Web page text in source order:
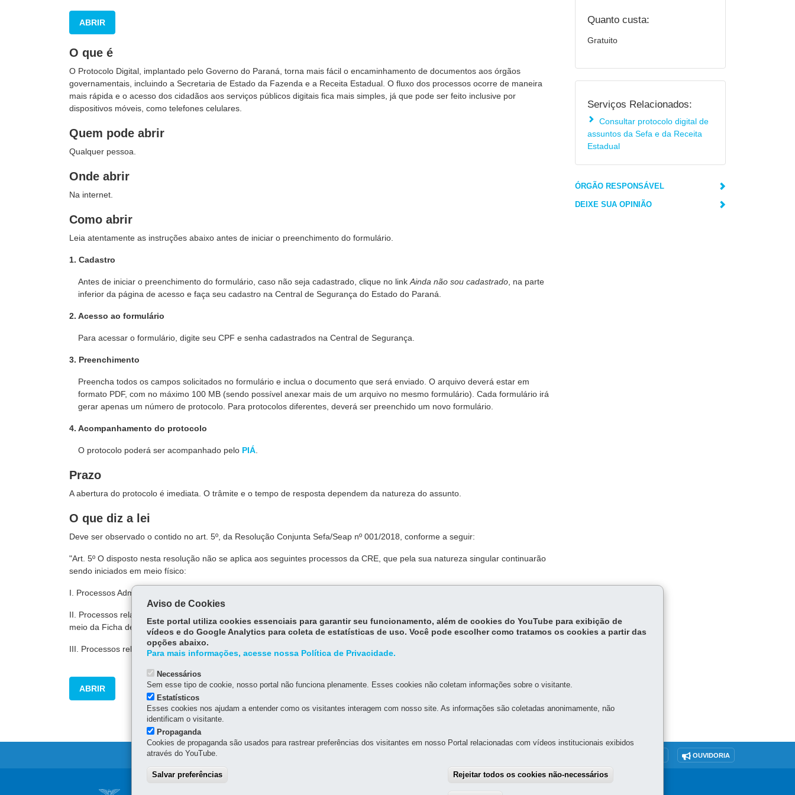
ABRIR
O que é
O Protocolo Digital, implantado pelo Governo do Paraná, torna mais fácil o encaminhamento de documentos aos órgãos
governamentais, incluindo a Secretaria de Estado da Fazenda e a Receita Estadual. O fluxo dos processos ocorre de maneira
mais rápida e o acesso dos cidadãos aos serviços públicos digitais fica mais simples, já que pode ser feito inclusive por
dispositivos móveis, como telefones celulares.
Quem pode abrir
Qualquer pessoa.
Onde abrir
Na internet.
Como abrir
Leia atentamente as instruções abaixo antes de iniciar o preenchimento do formulário.
1. Cadastro
Antes de iniciar o preenchimento do formulário, caso não seja cadastrado, clique no link Ainda não sou cadastrado , na parte
inferior da página de acesso e faça seu cadastro na Central de Segurança do Estado do Paraná.
2. Acesso ao formulário
Para acessar o formulário, digite seu CPF e senha cadastrados na Central de Segurança.
3. Preenchimento
Preencha todos os campos solicitados no formulário e inclua o documento que será enviado. O arquivo deverá estar em
formato PDF, com no máximo 100 MB (sendo possível anexar mais de um arquivo no mesmo formulário). Cada formulário irá
gerar apenas um número de protocolo. Para protocolos diferentes, deverá ser preenchido um novo formulário.
4. Acompanhamento do protocolo
O protocolo poderá ser acompanhado pelo PIÁ
Prazo
A abertura do protocolo é imediata. O trâmite e o tempo de resposta dependem da natureza do assunto.
O que diz a lei
Deve ser observado o contido no art. 5º, da Resolução Conjunta Sefa/Seap nº 001/2018, conforme a seguir:
"Art. 5º O disposto nesta resolução não se aplica aos seguintes processos da CRE, que pela sua natureza singular continuarão
sendo iniciados em meio físico:
I. Processos Administrativos Fiscais (PAF), e processos a eles relacionados;
II. Processos relativos a utilização de créditos fiscais em recolhimentos antecipados do ICMS desvinculados da conta gráfica por
meio da Ficha de Autorização e Controle de Crédito (FACC);
III. Processos relativos ao Sistema de Controle da Transferência e Utilização dos Créditos Acumulados (Siscred)."
ABRIR
Quanto custa:
Gratuito
Serviços Relacionados:
Consultar protocolo digital de
assuntos da Sefa e da Receita
Estadual
ÓRGÃO RESPONSÁVEL
DEIXE SUA OPINIÃO
OUVIDORIA
Navegação
Aviso de Cookies
Este portal utiliza cookies essenciais para garantir seu funcionamento, além de cookies do YouTube para exibição de
vídeos e do Google Analytics para coleta de estatísticas de uso. Você pode escolher como tratamos os cookies a partir das
opções abaixo.
Para mais informações, acesse nossa Política de Privacidade.
Necessários
Sem esse tipo de cookie, nosso portal não funciona plenamente. Esses cookies não coletam informações sobre o visitante.
Estatísticos
Esses cookies nos ajudam a entender como os visitantes interagem com nosso site. As informações são coletadas anonimamente, não
identificam o visitante.
Propaganda
Cookies de propaganda são usados para rastrear preferências dos visitantes em nosso Portal relacionadas com vídeos institucionais exibidos
através do YouTube.
Salvar preferências Rejeitar todos os cookies não-necessários